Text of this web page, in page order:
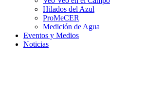
Hilados del Azul
ProMeCER
Medición de Agua
Eventos y Medios
Noticias